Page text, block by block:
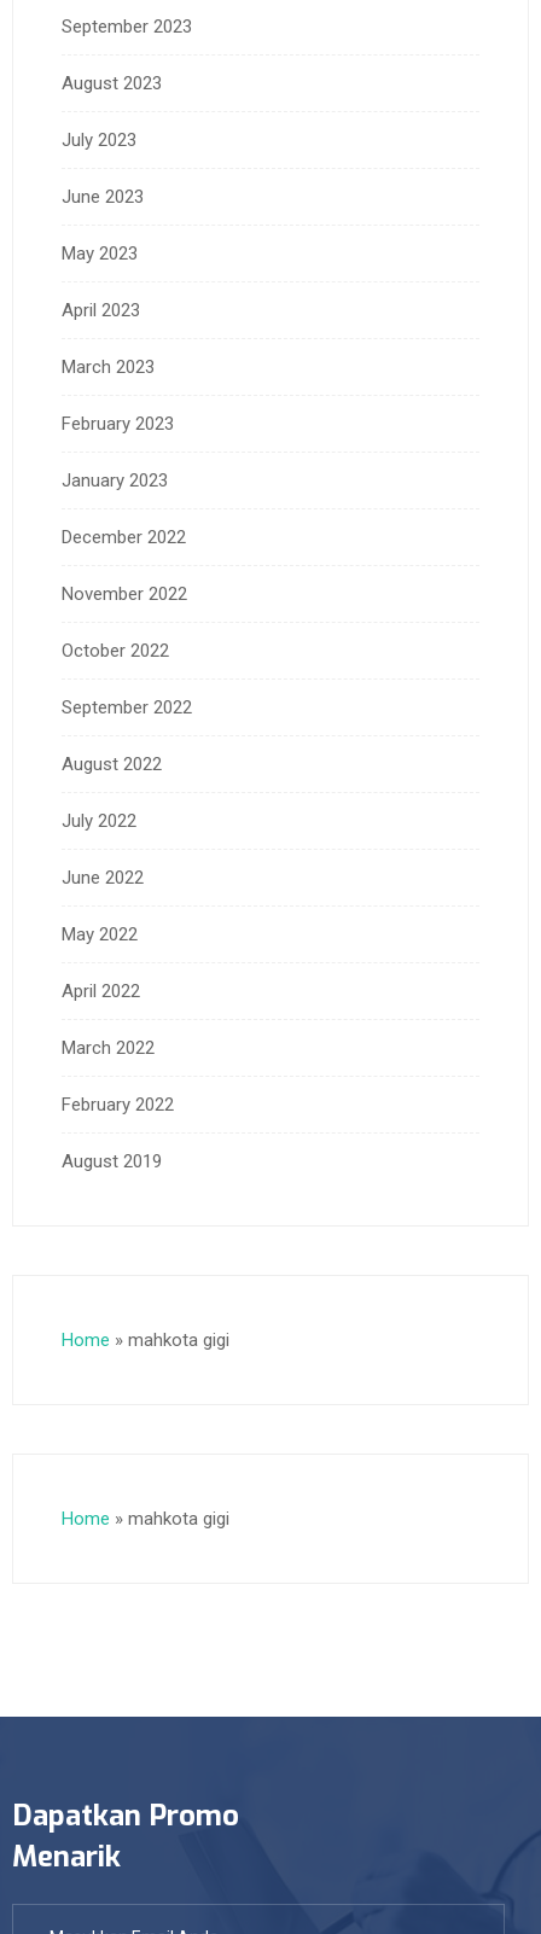
September 2023
August 2023
July 2023
June 2023
May 2023
April 2023
March 2023
February 2023
January 2023
December 2022
November 2022
October 2022
September 2022
August 2022
July 2022
June 2022
May 2022
April 2022
March 2022
February 2022
August 2019
Home » mahkota gigi
Home » mahkota gigi
Dapatkan Promo
Menarik